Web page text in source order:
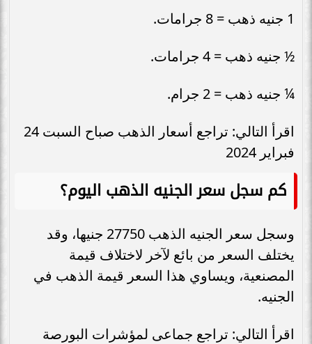
1 جنيه ذهب = 8 جرامات.
½ جنيه ذهب = 4 جرامات.
¼ جنيه ذهب = 2 جرام.
اقرأ التالي: تراجع أسعار الذهب صباح السبت 24
فبراير 2024
كم سجل سعر الجنيه الذهب اليوم؟
وسجل سعر الجنيه الذهب 27750 جنيها، وقد
يختلف السعر من بائع لآخر لاختلاف قيمة
المصنعية، ويساوي هذا السعر قيمة الذهب في
الجنيه.
اقرأ التالي: تراجع جماعى لمؤشرات البورصة